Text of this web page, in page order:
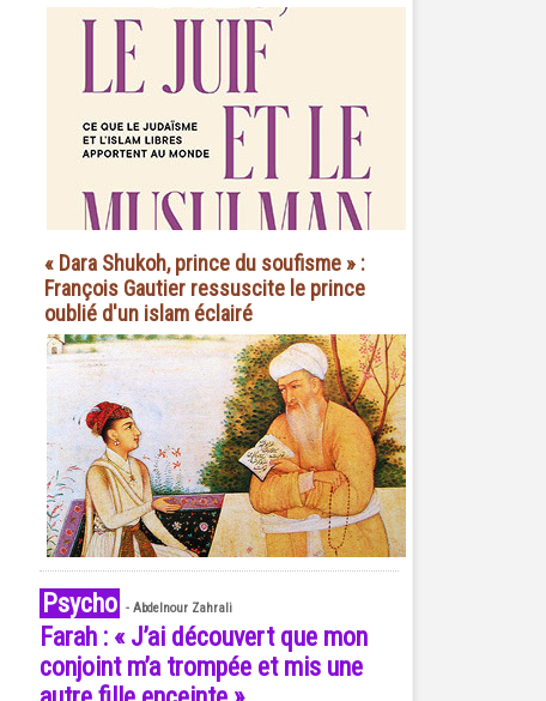
« Dara Shukoh, prince du soufisme » :
François Gautier ressuscite le prince
oublié d'un islam éclairé
Psycho - Abdelnour Zahrali
Farah : « J’ai découvert que mon
conjoint m’a trompée et mis une